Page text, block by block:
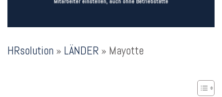
HRsolution » LÄNDER » Mayotte